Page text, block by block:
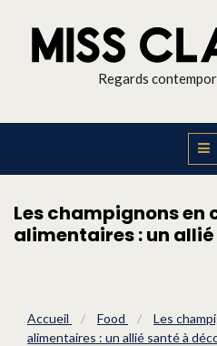
Regards
Les champignons
alimentaires : un
Accueil / Food /
Les
alimentaires : un allié santé à